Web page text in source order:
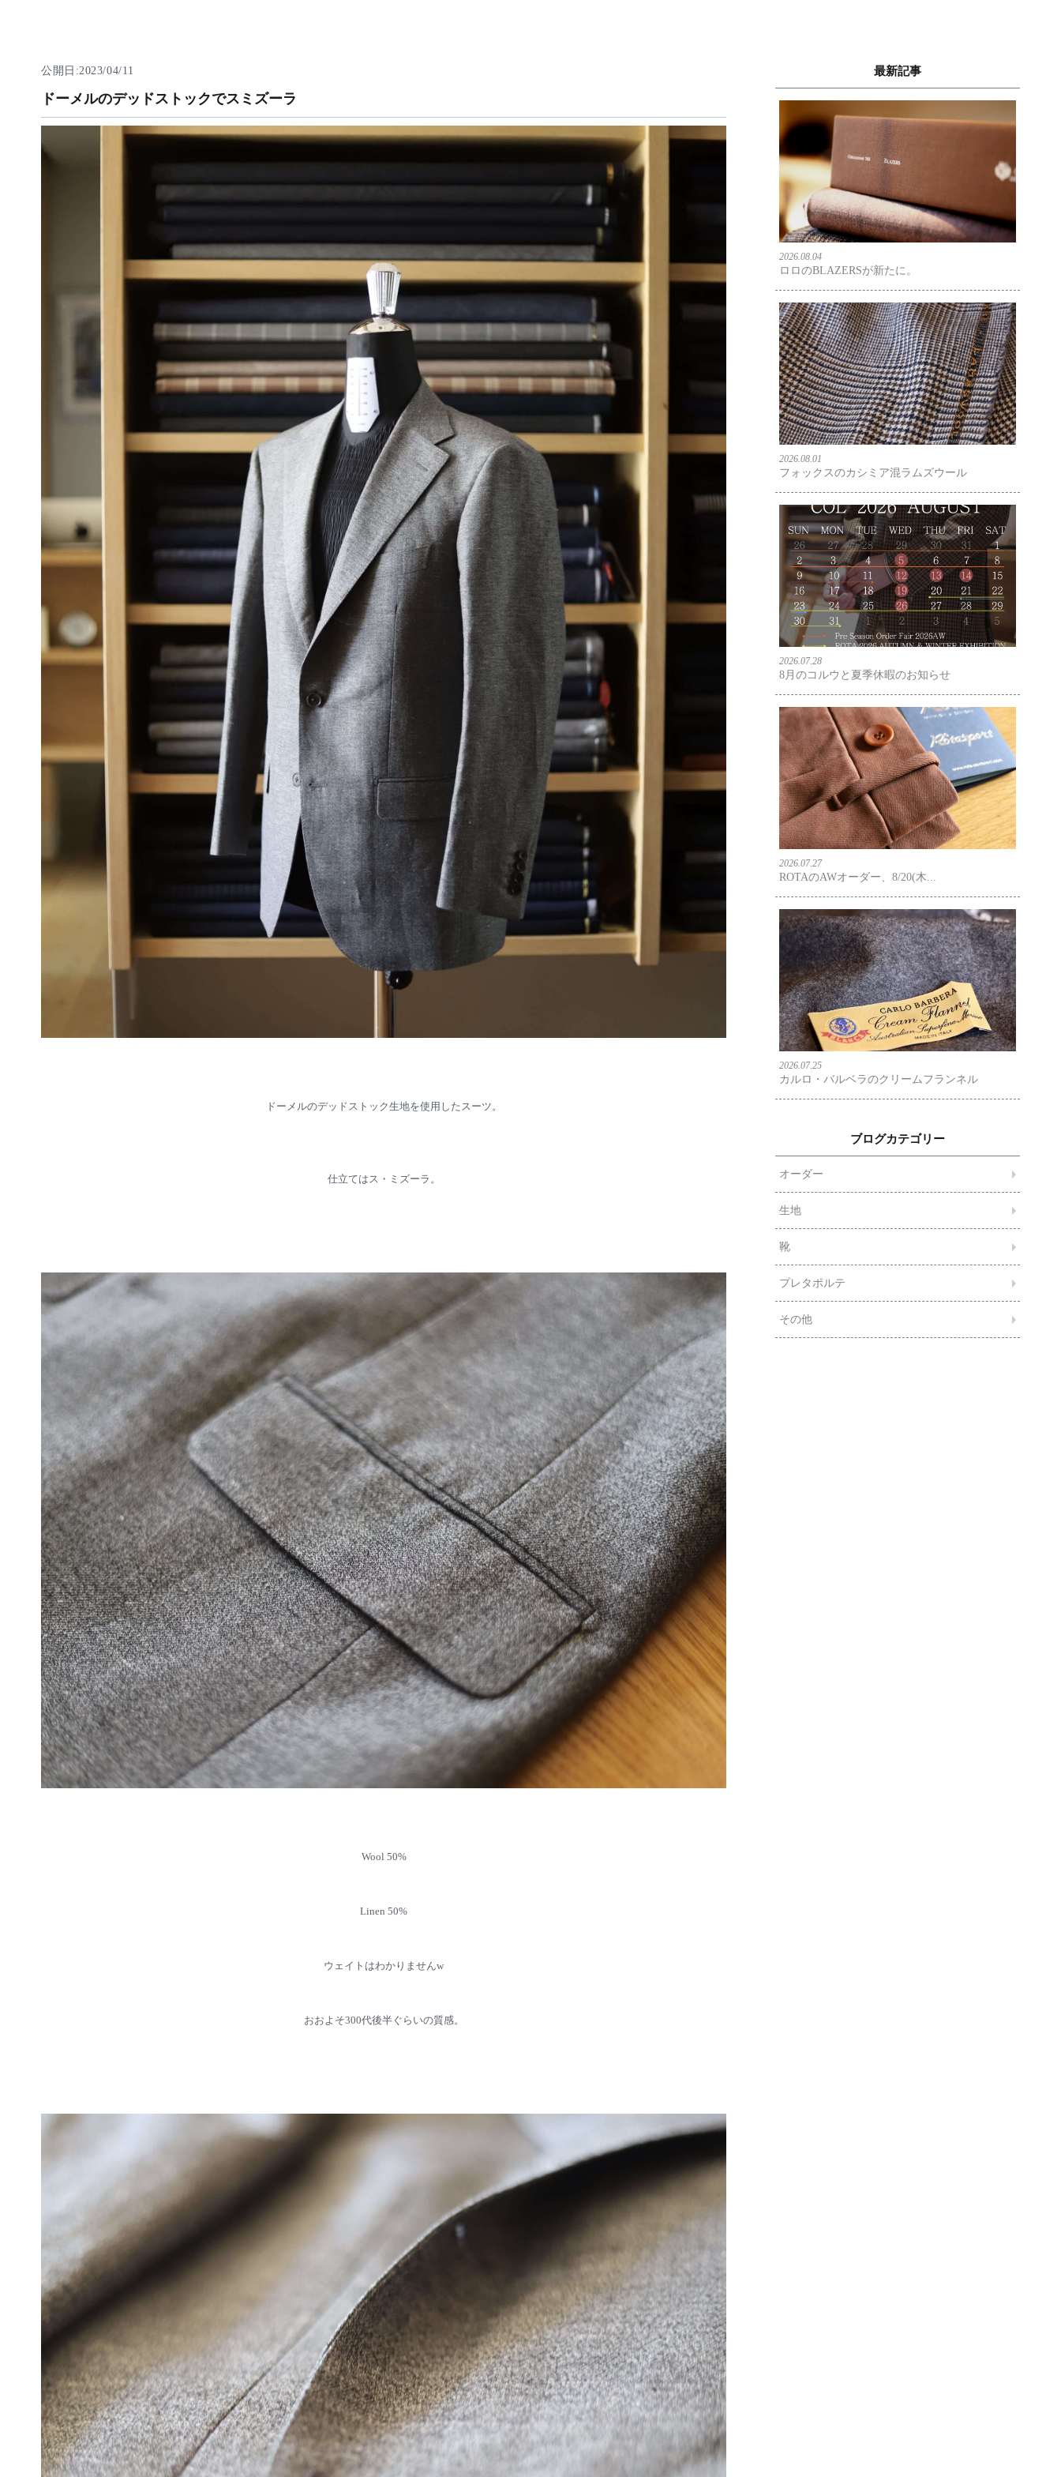
公開日:2023/04/11
ドーメルのデッドストックでスミズーラ
ドーメルのデッドストック生地を使用したスーツ。
仕立てはス・ミズーラ。
Wool 50%
Linen 50%
ウェイトはわかりませんw
おおよそ300代後半ぐらいの質感。
最新記事
2026.08.04
ロロのBLAZERSが新たに。
2026.08.01
フォックスのカシミア混ラムズウール
2026.07.28
8月のコルウと夏季休暇のお知らせ
2026.07.27
ROTAのAWオーダー、8/20(木...
2026.07.25
カルロ・バルベラのクリームフランネル
ブログカテゴリー
オーダー
生地
靴
プレタポルテ
その他